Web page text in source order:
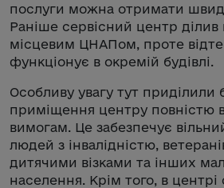
послуги можна отримати
Раніше сервісний центр
місцевим ЦНАПом, проте
функціонує в окремій будівлі.
Особливу увагу тут приділили
приміщення центру повністю
вимогам. Це забезпечує
людей з інвалідністю,
дитячими візками та інших
населення. Крім того, в центрі